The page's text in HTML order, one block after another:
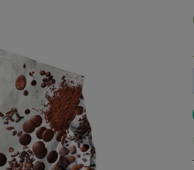
Accesorios Creperas y
Fermentadores y Cocedores
Fundidores Chocolate